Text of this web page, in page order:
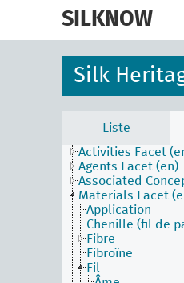
SILKNOW
Silk
Liste
Activities Facet
Agents Facet (en)
Associated
Materials Facet
Application
Chenille (fil de
Fibre
Fibroïne
Fil